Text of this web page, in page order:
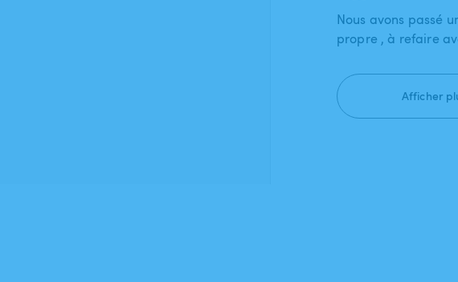
Nous avons passé
propre , à refaire
Afficher